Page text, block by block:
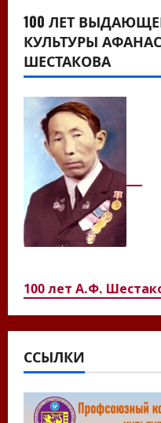
100 ЛЕТ
КУЛЬТУРЫ
ШЕСТАКОВА
100 лет А.Ф.
ССЫЛКИ